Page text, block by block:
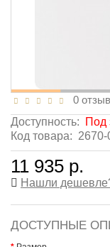
0
Доступность:
Под
Код товара: 2670-
11 935 р.
Нашли
ДОСТУПНЫЕ